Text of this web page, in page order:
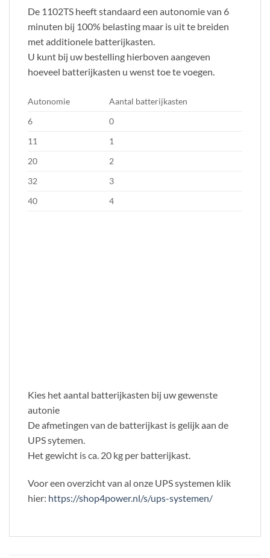
De 1102TS heeft standaard een autonomie van 6
minuten bij 100% belasting maar is uit te breiden
met additionele batterijkasten.
U kunt bij uw bestelling hierboven aangeven
hoeveel batterijkasten u wenst toe te voegen.
Autonomie
Aantal batterijkasten
6
0
11
1
20
2
32
3
40
4
Kies het aantal batterijkasten bij uw gewenste
autonie
De afmetingen van de batterijkast is gelijk aan de
UPS sytemen.
Het gewicht is ca. 20 kg per batterijkast.
Voor een overzicht van al onze UPS systemen klik
hier: https://shop4power.nl/s/ups-systemen/